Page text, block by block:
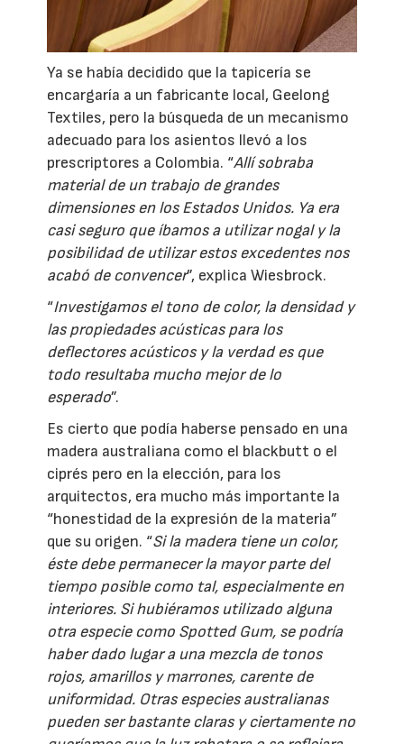
Ya se había decidido que la tapicería se
encargaría a un fabricante local, Geelong
Textiles, pero la búsqueda de un mecanismo
adecuado para los asientos llevó a los
prescriptores a Colombia. “Allí sobraba
material de un trabajo de grandes
dimensiones en los Estados Unidos. Ya era
casi seguro que íbamos a utilizar nogal y la
posibilidad de utilizar estos excedentes nos
acabó de convencer”, explica Wiesbrock.
“Investigamos el tono de color, la densidad y
las propiedades acústicas para los
deflectores acústicos y la verdad es que
todo resultaba mucho mejor de lo
esperado”.
Es cierto que podía haberse pensado en una
madera australiana como el blackbutt o el
ciprés pero en la elección, para los
arquitectos, era mucho más importante la
“honestidad de la expresión de la materia”
que su origen. “Si la madera tiene un color,
éste debe permanecer la mayor parte del
tiempo posible como tal, especialmente en
interiores. Si hubiéramos utilizado alguna
otra especie como Spotted Gum, se podría
haber dado lugar a una mezcla de tonos
rojos, amarillos y marrones, carente de
uniformidad. Otras especies australianas
pueden ser bastante claras y ciertamente no